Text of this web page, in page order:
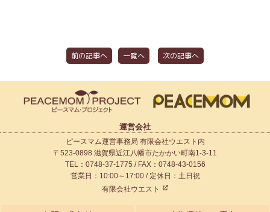
前の記事へ 一覧へ 次の記事へ
運営会社
ピースマム運営事務局 有限会社ウエスト内
〒523-0898 滋賀県近江八幡市たかかい町南1-3-11
TEL：0748-37-1775 / FAX：0748-43-0156
営業日：10:00～17:00 / 定休日：土日祝
有限会社ウエスト